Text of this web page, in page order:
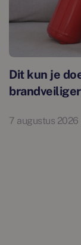
Dit kun je
7 augustus 2026